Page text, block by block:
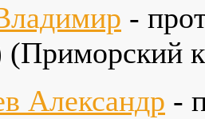
-
(Приморский
Александр -